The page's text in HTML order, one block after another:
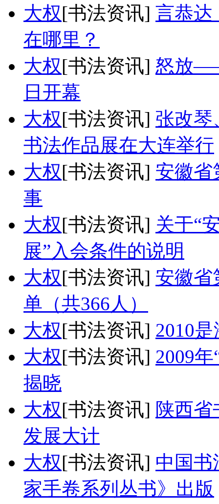
大权[书法资讯] 言恭达
在哪里？
大权[书法资讯] 怒放
日开幕
大权[书法资讯] 张改琴
书法作品展在大连举行
大权[书法资讯] 安徽省
事
大权[书法资讯] 关于“
展”入会条件的说明
大权[书法资讯] 安徽省
单（共366人）
大权[书法资讯] 2010
大权[书法资讯] 2009
揭晓
大权[书法资讯] 陕西
发展大计
大权[书法资讯] 中国
家手卷系列丛书》出版